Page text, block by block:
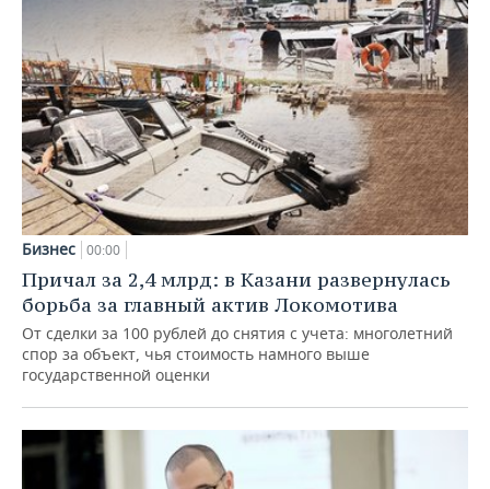
Бизнес 00:00
Причал за 2,4 млрд: в Казани развернулась
борьба за главный актив Локомотива
От сделки за 100 рублей до снятия с учета: многолетний
спор за объект, чья стоимость намного выше
государственной оценки